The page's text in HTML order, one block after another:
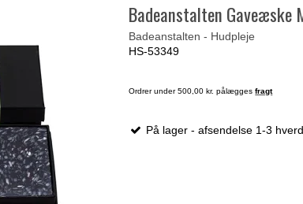
Badeanstalten Gaveæske
Badeanstalten - Hudpleje
HS-53349
Ordrer under 500,00 kr. pålæggesfragt
På lager - afsendelse 1-3